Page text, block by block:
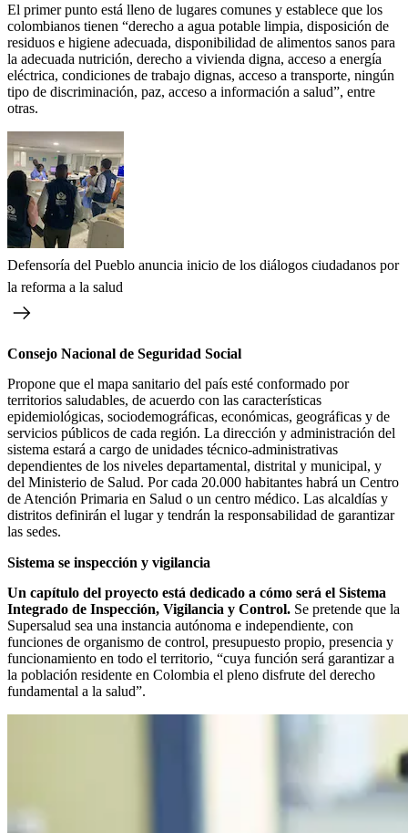
El primer punto está lleno de lugares comunes y establece que los
colombianos tienen “derecho a agua potable limpia, disposición de
residuos e higiene adecuada, disponibilidad de alimentos sanos para
la adecuada nutrición, derecho a vivienda digna, acceso a energía
eléctrica, condiciones de trabajo dignas, acceso a transporte, ningún
tipo de discriminación, paz, acceso a información a salud”, entre
otras.
Defensoría del Pueblo anuncia inicio de los diálogos ciudadanos por
la reforma a la salud
Consejo Nacional de Seguridad Social
Propone que el mapa sanitario del país esté conformado por
territorios saludables, de acuerdo con las características
epidemiológicas, sociodemográficas, económicas, geográficas y de
servicios públicos de cada región. La dirección y administración del
sistema estará a cargo de unidades técnico-administrativas
dependientes de los niveles departamental, distrital y municipal, y
del Ministerio de Salud. Por cada 20.000 habitantes habrá un Centro
de Atención Primaria en Salud o un centro médico. Las alcaldías y
distritos definirán el lugar y tendrán la responsabilidad de garantizar
las sedes.
Sistema se inspección y vigilancia
Un capítulo del proyecto está dedicado a cómo será el Sistema
Integrado de Inspección, Vigilancia y Control. Se pretende que la
Supersalud sea una instancia autónoma e independiente, con
funciones de organismo de control, presupuesto propio, presencia y
funcionamiento en todo el territorio, “cuya función será garantizar a
la población residente en Colombia el pleno disfrute del derecho
fundamental a la salud”.